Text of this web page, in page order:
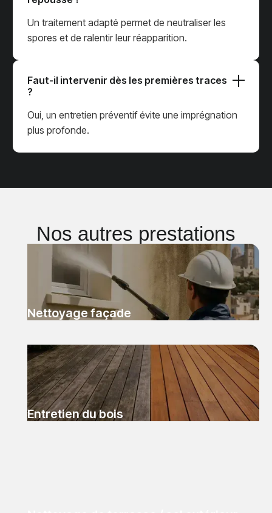
Un traitement adapté permet de neutraliser les
spores et de ralentir leur réapparition.
Faut-il intervenir dès les premières traces
?
Oui, un entretien préventif évite une imprégnation
plus profonde.
Nos autres prestations
Nettoyage façade
Entretien du bois